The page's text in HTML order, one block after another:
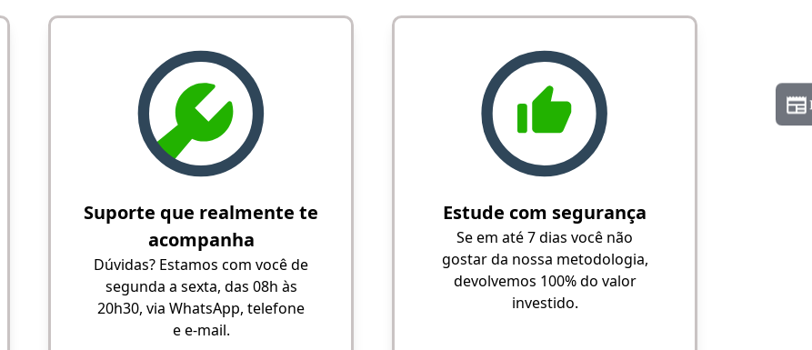
Suporte que realmente te
acompanha
Dúvidas? Estamos com você de
segunda a sexta, das 08h às
20h30, via WhatsApp, telefone
e e-mail.
Estude com segurança
Se em até 7 dias você não
gostar da nossa metodologia,
devolvemos 100% do valor
investido.